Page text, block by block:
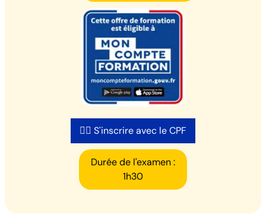
👉🏻 S'inscrire avec le CPF
Durée de l'examen :
1h30